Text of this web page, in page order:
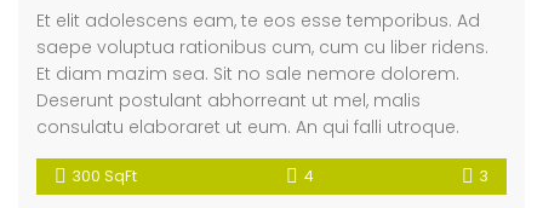
Et elit adolescens eam, te eos esse temporibus. Ad
saepe voluptua rationibus cum, cum cu liber ridens.
Et diam mazim sea. Sit no sale nemore dolorem.
Deserunt postulant abhorreant ut mel, malis
consulatu elaboraret ut eum. An qui falli utroque.
300 SqFt 4 3